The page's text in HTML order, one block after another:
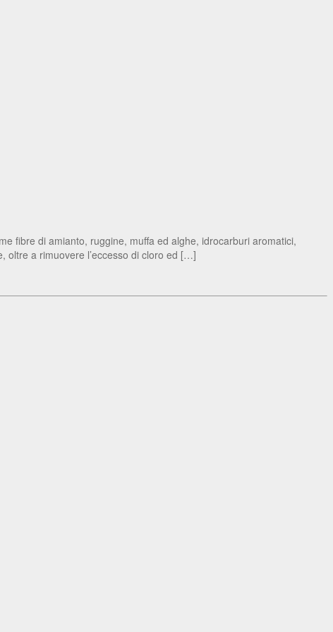
fibre di amianto, ruggine, muffa ed alghe, idrocarburi aromatici,
oltre a rimuovere l’eccesso di cloro ed […]